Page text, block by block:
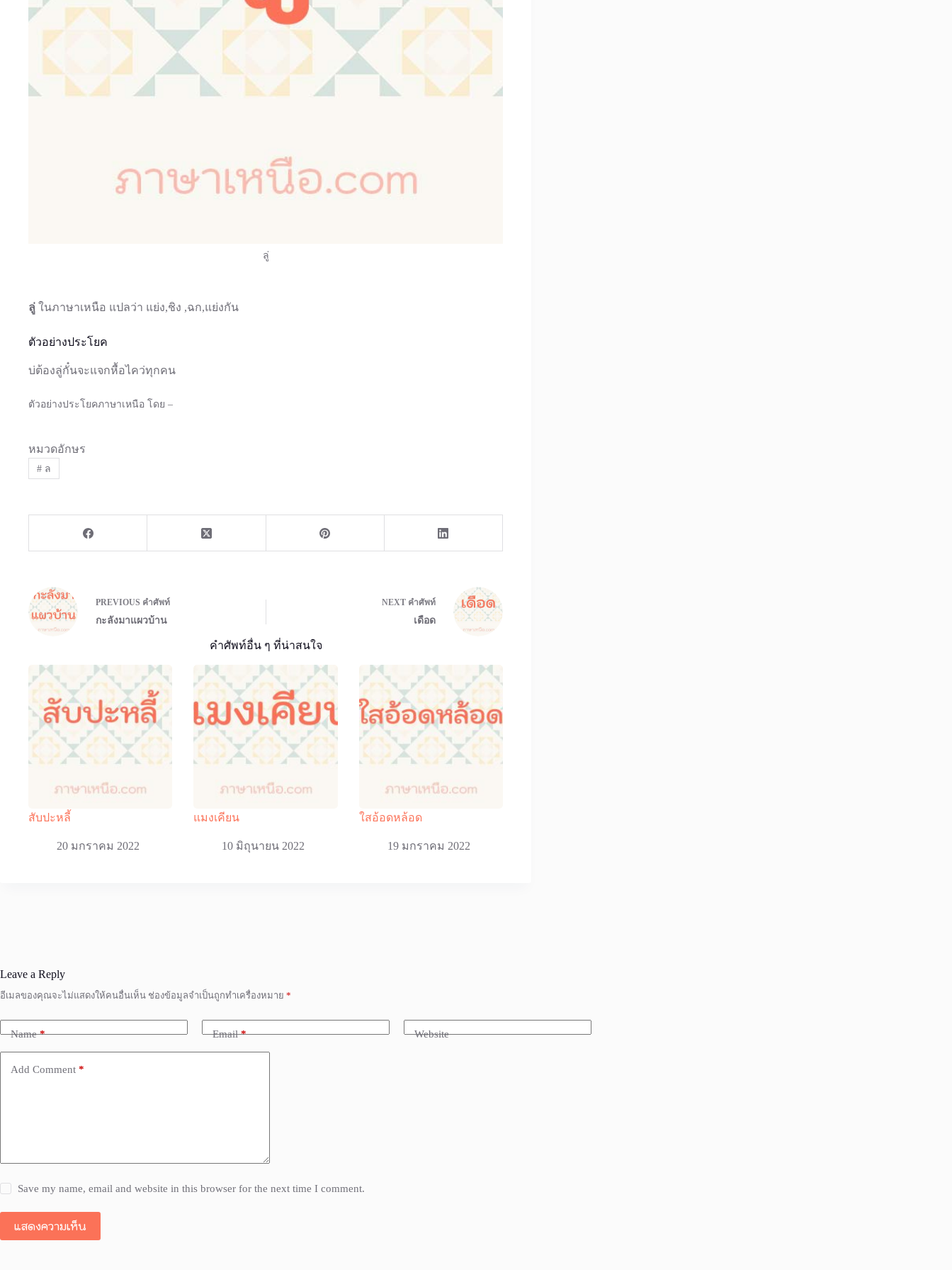
ลู่
ลู่ ในภาษาเหนือ แปลว่า แย่ง,ชิง ,ฉก,แย่งกัน
ตัวอย่างประโยค
บ่ต้องลู่กั๋นจะแจกหื้อไคว่ทุกคน
ตัวอย่างประโยคภาษาเหนือ โดย –
หมวดอักษร
#ล
PREVIOUS คำศัพท์
กะลังมาแผวบ้าน
NEXT คำศัพท์
เดือด
คำศัพท์อื่น ๆ ที่น่าสนใจ
สับปะหลี้
20 มกราคม 2022
แมงเคียน
10 มิถุนายน 2022
ใสอ้อดหล้อด
19 มกราคม 2022
Leave a Reply
อีเมลของคุณจะไม่แสดงให้คนอื่นเห็น ช่องข้อมูลจำเป็นถูกทำเครื่องหมาย *
Name* Email* Website
Add Comment *
Save my name, email and website in this browser for the next time I comment.
แสดงความเห็น